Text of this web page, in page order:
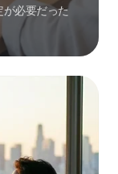
が必要だった